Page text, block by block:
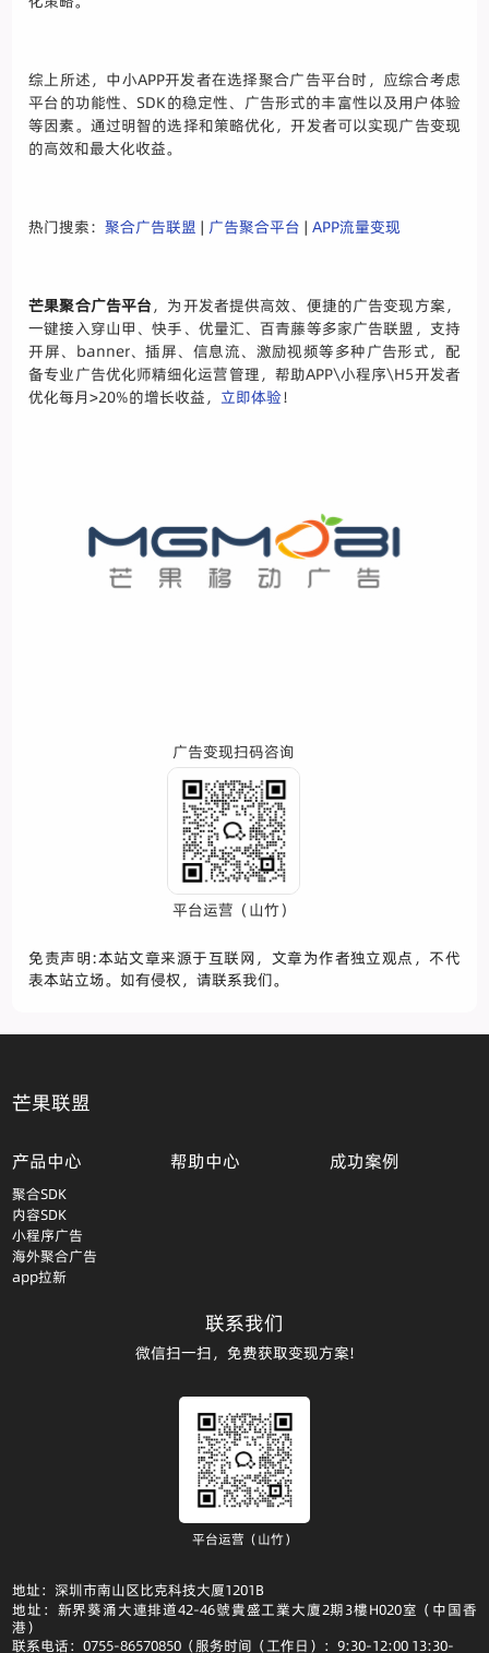
综上所述，中小APP开发者在选择聚合广告平台时，应综合考虑
平台的功能性、SDK的稳定性、广告形式的丰富性以及用户体验
等因素。通过明智的选择和策略优化，开发者可以实现广告变现
的高效和最大化收益。
热门搜索：聚合广告联盟 |广告聚合平台 |APP流量变现
芒果聚合广告平台，为开发者提供高效、便捷的广告变现方案，
一键接入穿山甲、快手、优量汇、百青藤等多家广告联盟，支持
开屏、banner、插屏、信息流、激励视频等多种广告形式，配
备专业广告优化师精细化运营管理，帮助APP\小程序\H5开发者
优化每月>20%的增长收益， 立即体验！
广告变现扫码咨询
平台运营（山竹）
免责声明:本站文章来源于互联网，文章为作者独立观点，不代
表本站立场。如有侵权，请联系我们。
芒果联盟
产品中心
聚合SDK
内容SDK
小程序广告
海外聚合广告
app拉新
帮助中心 成功案例
联系我们
微信扫一扫，免费获取变现方案!
平台运营（山竹）
地址：深圳市南山区比克科技大厦1201B
地址：新界葵涌大連排道42-46號貴盛工業大廈2期3樓H020室（中国香
港）
联系电话：0755-86570850（服务时间（工作日）：9:30-12:00 13:30-